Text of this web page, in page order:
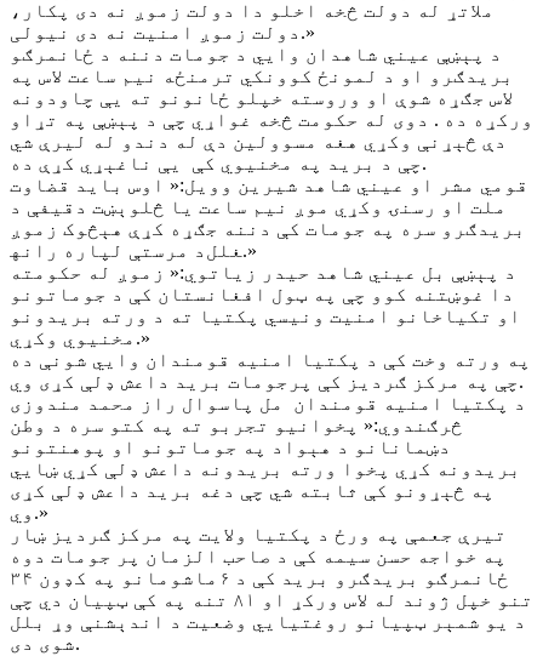
ملاتړ له دولت څخه اخلو دا دولت زموږ نه دی پکار،
دولت زموږ امنیت نه دی نیولی.»
د پېښې عیني شاهدان وايي د جومات دننه د ځانمرګو
بریدګرو او د لمونځ کوونکي ترمنځه نیم ساعت لاس په
لاس جګړه شوې او وروسته خپلو ځانونو ته یې چاودونه
ورکړه ده . دوی له حکومت څخه غواړي چې د پېښې په تړاو
دې څېړنې وکړي هغه مسوولین دې له دندو له لیرې شي
چې د برید په مخنیوي کې یې ناغېړي کړې ده.
قومي مشر او عیني شاهد شیرین وویل:« اوس باید قضاوت
ملت او رسنۍ وکړي موږ نیم ساعت یا څلوېښت دقیفې د
بریدګرو سره په جومات کې دننه جګړه کړې هېڅوک زموږ
د مرستې لپاره رانه‎غلل.»
د پېښې بل عیني شاهد حیدر زیاتوي:« زموږ له حکومته
دا غوښتنه کوو چې په ټول افغانستان کې د جوماتونو
او تکیاخانو امنیت ونیسي پکتیا ته د ورته بریدونو
مخنیوي وکړي.»
په ورته وخت کې د پکتیا امنیه قومندان وايي شونې ده
چې په مرکز ګردیز کې پرجومات برید داعش ډلې کړی وي.
د پکتیا امنیه قومندان مل پاسوال راز محمد مندوزی
څرګندوي:« پخوانیو تجربو ته په کتو سره د وطن
دښمانانو د هېواد په جوماتونو او پوهنتونو
بریدونه کړي پخوا ورته بریدونه داعش ډلې کړي ښايي
په څېړونو کې ثابته شي چې دغه برید داعش ډلې کړی
وي.»
تیرې جعمې په ورځ د پکتیا ولایت په مرکز ګردیز ښار
په خواجه حسن سیمه کې د صاحب الزمان پر جومات دوه
ځانمرګو بریدګرو برید کې د ۶ماشومانو په کډون ۳۴
تنو خپل ژوند له لاس ورکړ او ۸۱ تنه په کې ټپیان دي چې
د یو شمېر ټپیانو روغتیایي وضعیت د اندېشنې وړ بلل
شوی دی.